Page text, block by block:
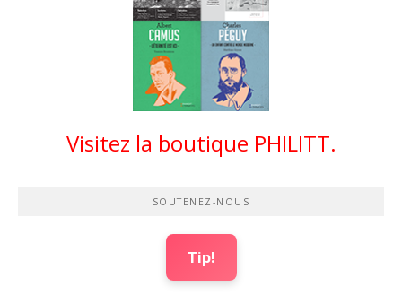
Visitez la boutique PHILITT.
SOUTENEZ-NOUS
Tip!